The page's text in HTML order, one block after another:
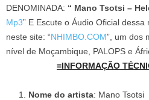
DENOMINADA: “ Mano Tsotsi –
Mp3” E Escute o Áudio Oficial
neste site: “NHIMBO.COM”, um dos
nível de Moçambique, PALOPS e
=INFORMAÇÃO
Nome do artista: Mano Tsotsi